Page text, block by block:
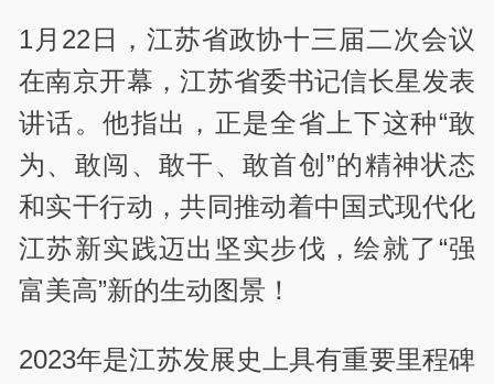
1月22日，江苏省政协十三届二次会议
在南京开幕，江苏省委书记信长星发表
讲话。他指出，正是全省上下这种“敢
为、敢闯、敢干、敢首创”的精神状态
和实干行动，共同推动着中国式现代化
江苏新实践迈出坚实步伐，绘就了“强
富美高”新的生动图景！
2023年是江苏发展史上具有重要里程碑